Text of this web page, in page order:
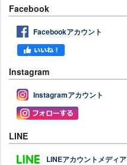
Facebook
Facebookアカウント
Instagram
Instagramアカウント
LINE
LINEアカウントメディア